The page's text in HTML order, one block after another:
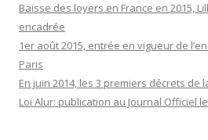
Baisse des loyers en France en 2015,
encadrée
1er août 2015, entrée en vigueur de
Paris
En juin 2014, les 3 premiers décrets de
Loi Alur: publication au Journal Officiel